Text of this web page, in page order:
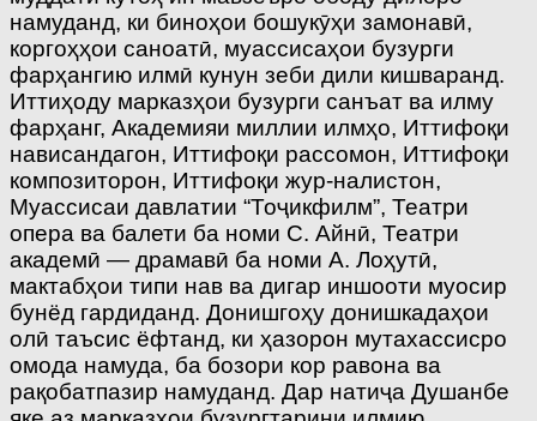
намуданд, ки биноҳои бошукӯҳи замонавӣ,
коргоҳҳои саноатӣ, муассисаҳои бузурги
фарҳангию илмӣ кунун зеби дили кишваранд.
Иттиҳоду марказҳои бузурги санъат ва илму
фарҳанг, Академияи миллии илмҳо, Иттифоқи
нависандагон, Иттифоқи рассомон, Иттифоқи
композиторон, Иттифоқи жур-налистон,
Муассисаи давлатии “Тоҷикфилм”, Театри
опера ва балети ба номи С. Айнӣ, Театри
академӣ — драмавӣ ба номи А. Лоҳутӣ,
мактабҳои типи нав ва дигар иншооти муосир
бунёд гардиданд. Донишгоҳу донишкадаҳои
олӣ таъсис ёфтанд, ки ҳазорон мутахассисро
омода намуда, ба бозори кор равона ва
рақобатпазир намуданд. Дар натиҷа Душанбе